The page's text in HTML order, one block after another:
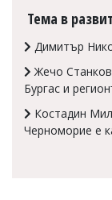
въвеждат
читателите
редакцията
отговорност
Тема в
Димитър
Жечо
Бургас и
Костадин
Черноморие е